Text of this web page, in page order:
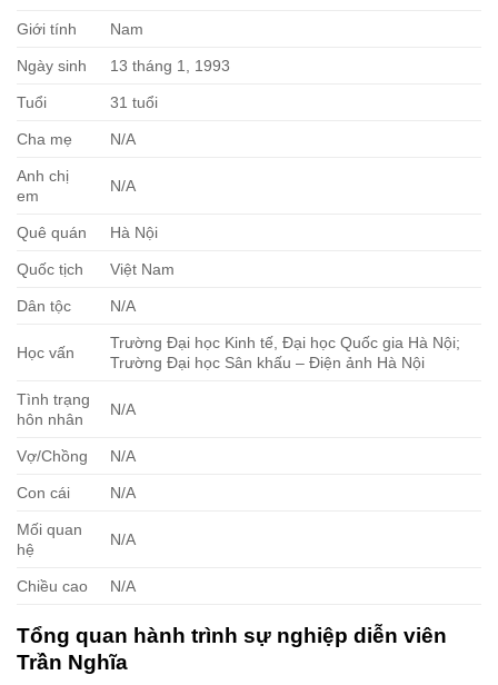
Giới tính Nam
Ngày sinh 13 tháng 1, 1993
Tuổi 31 tuổi
Cha mẹ N/A
Anh chị
em
N/A
Quê quán Hà Nội
Quốc tịch Việt Nam
Dân tộc N/A
Học vấn
Trường Đại học Kinh tế, Đại học Quốc gia Hà Nội;
Trường Đại học Sân khấu – Điện ảnh Hà Nội
Tình trạng
hôn nhân
N/A
Vợ/Chồng N/A
Con cái N/A
Mối quan
hệ
N/A
Chiều cao N/A
Tổng quan hành trình sự nghiệp diễn viên
Trần Nghĩa